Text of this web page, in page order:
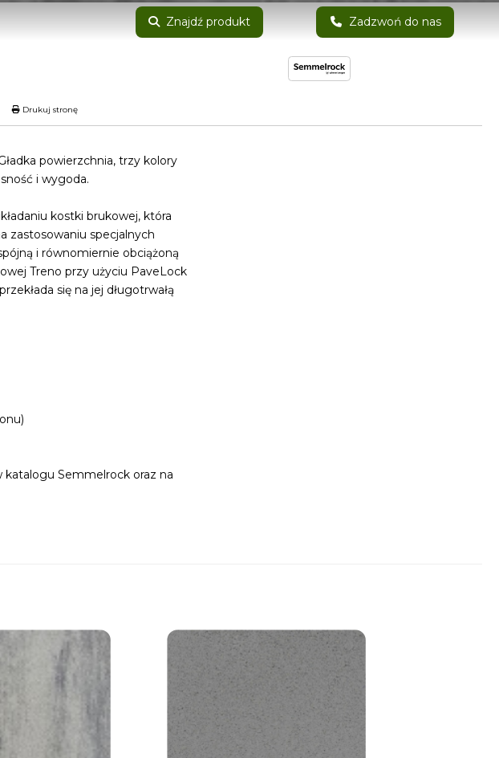
Znajdź produkt Zadzwoń do nas
Drukuj stronę
powierzchnia, trzy kolory
i wygoda.
kostki brukowej, która
zastosowaniu specjalnych
i równomiernie obciążoną
Treno przy użyciu PaveLock
się na jej długotrwałą
katalogu Semmelrock oraz na